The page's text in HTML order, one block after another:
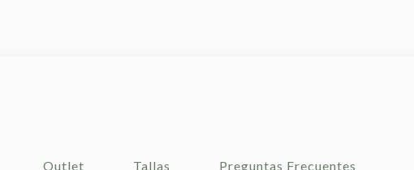
Outlet Tallas Preguntas Frecuentes